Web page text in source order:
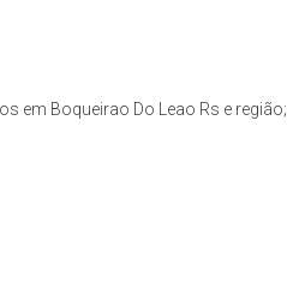
em Boqueirao Do Leao Rs e região;